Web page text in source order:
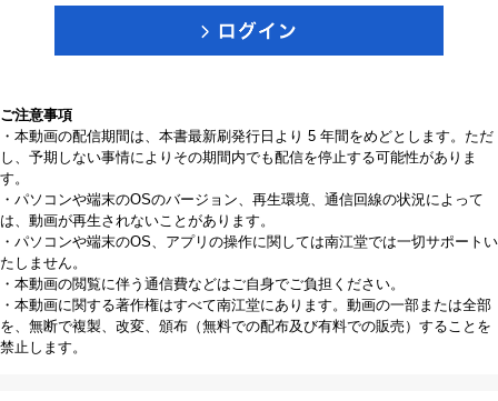
ご注意事項
・本動画の配信期間は、本書最新刷発行日より 5 年間をめどとします。ただ
し、予期しない事情によりその期間内でも配信を停止する可能性がありま
す。
・パソコンや端末のOSのバージョン、再生環境、通信回線の状況によって
は、動画が再生されないことがあります。
・パソコンや端末のOS、アプリの操作に関しては南江堂では一切サポートい
たしません。
・本動画の閲覧に伴う通信費などはご自身でご負担ください。
・本動画に関する著作権はすべて南江堂にあります。動画の一部または全部
を、無断で複製、改変、頒布（無料での配布及び有料での販売）することを
禁止します。